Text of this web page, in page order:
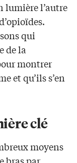
lumière l’autre
qui
de la
montrer
et qu’ils s’en
clé
moyens